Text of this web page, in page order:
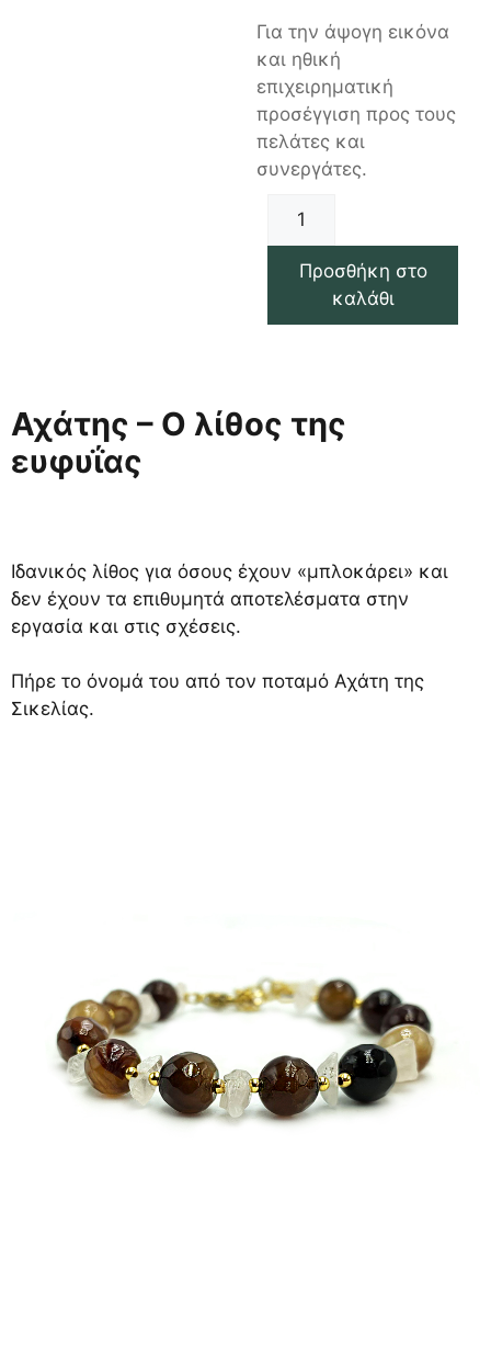
Για την άψογη εικόνα
και ηθική
επιχειρηματική
προσέγγιση προς τους
πελάτες και
συνεργάτες.
Προσθήκη στο
καλάθι
Αχάτης – Ο λίθος της
ευφυΐας
Ιδανικός λίθος για όσους έχουν «μπλοκάρει» και
δεν έχουν τα επιθυμητά αποτελέσματα στην
εργασία και στις σχέσεις.
Πήρε το όνομά του από τον ποταμό Αχάτη της
Σικελίας.